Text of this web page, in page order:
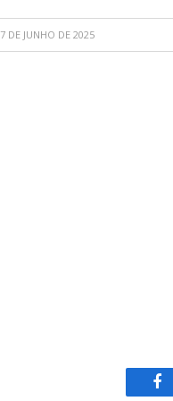
7 DE JUNHO DE 2025